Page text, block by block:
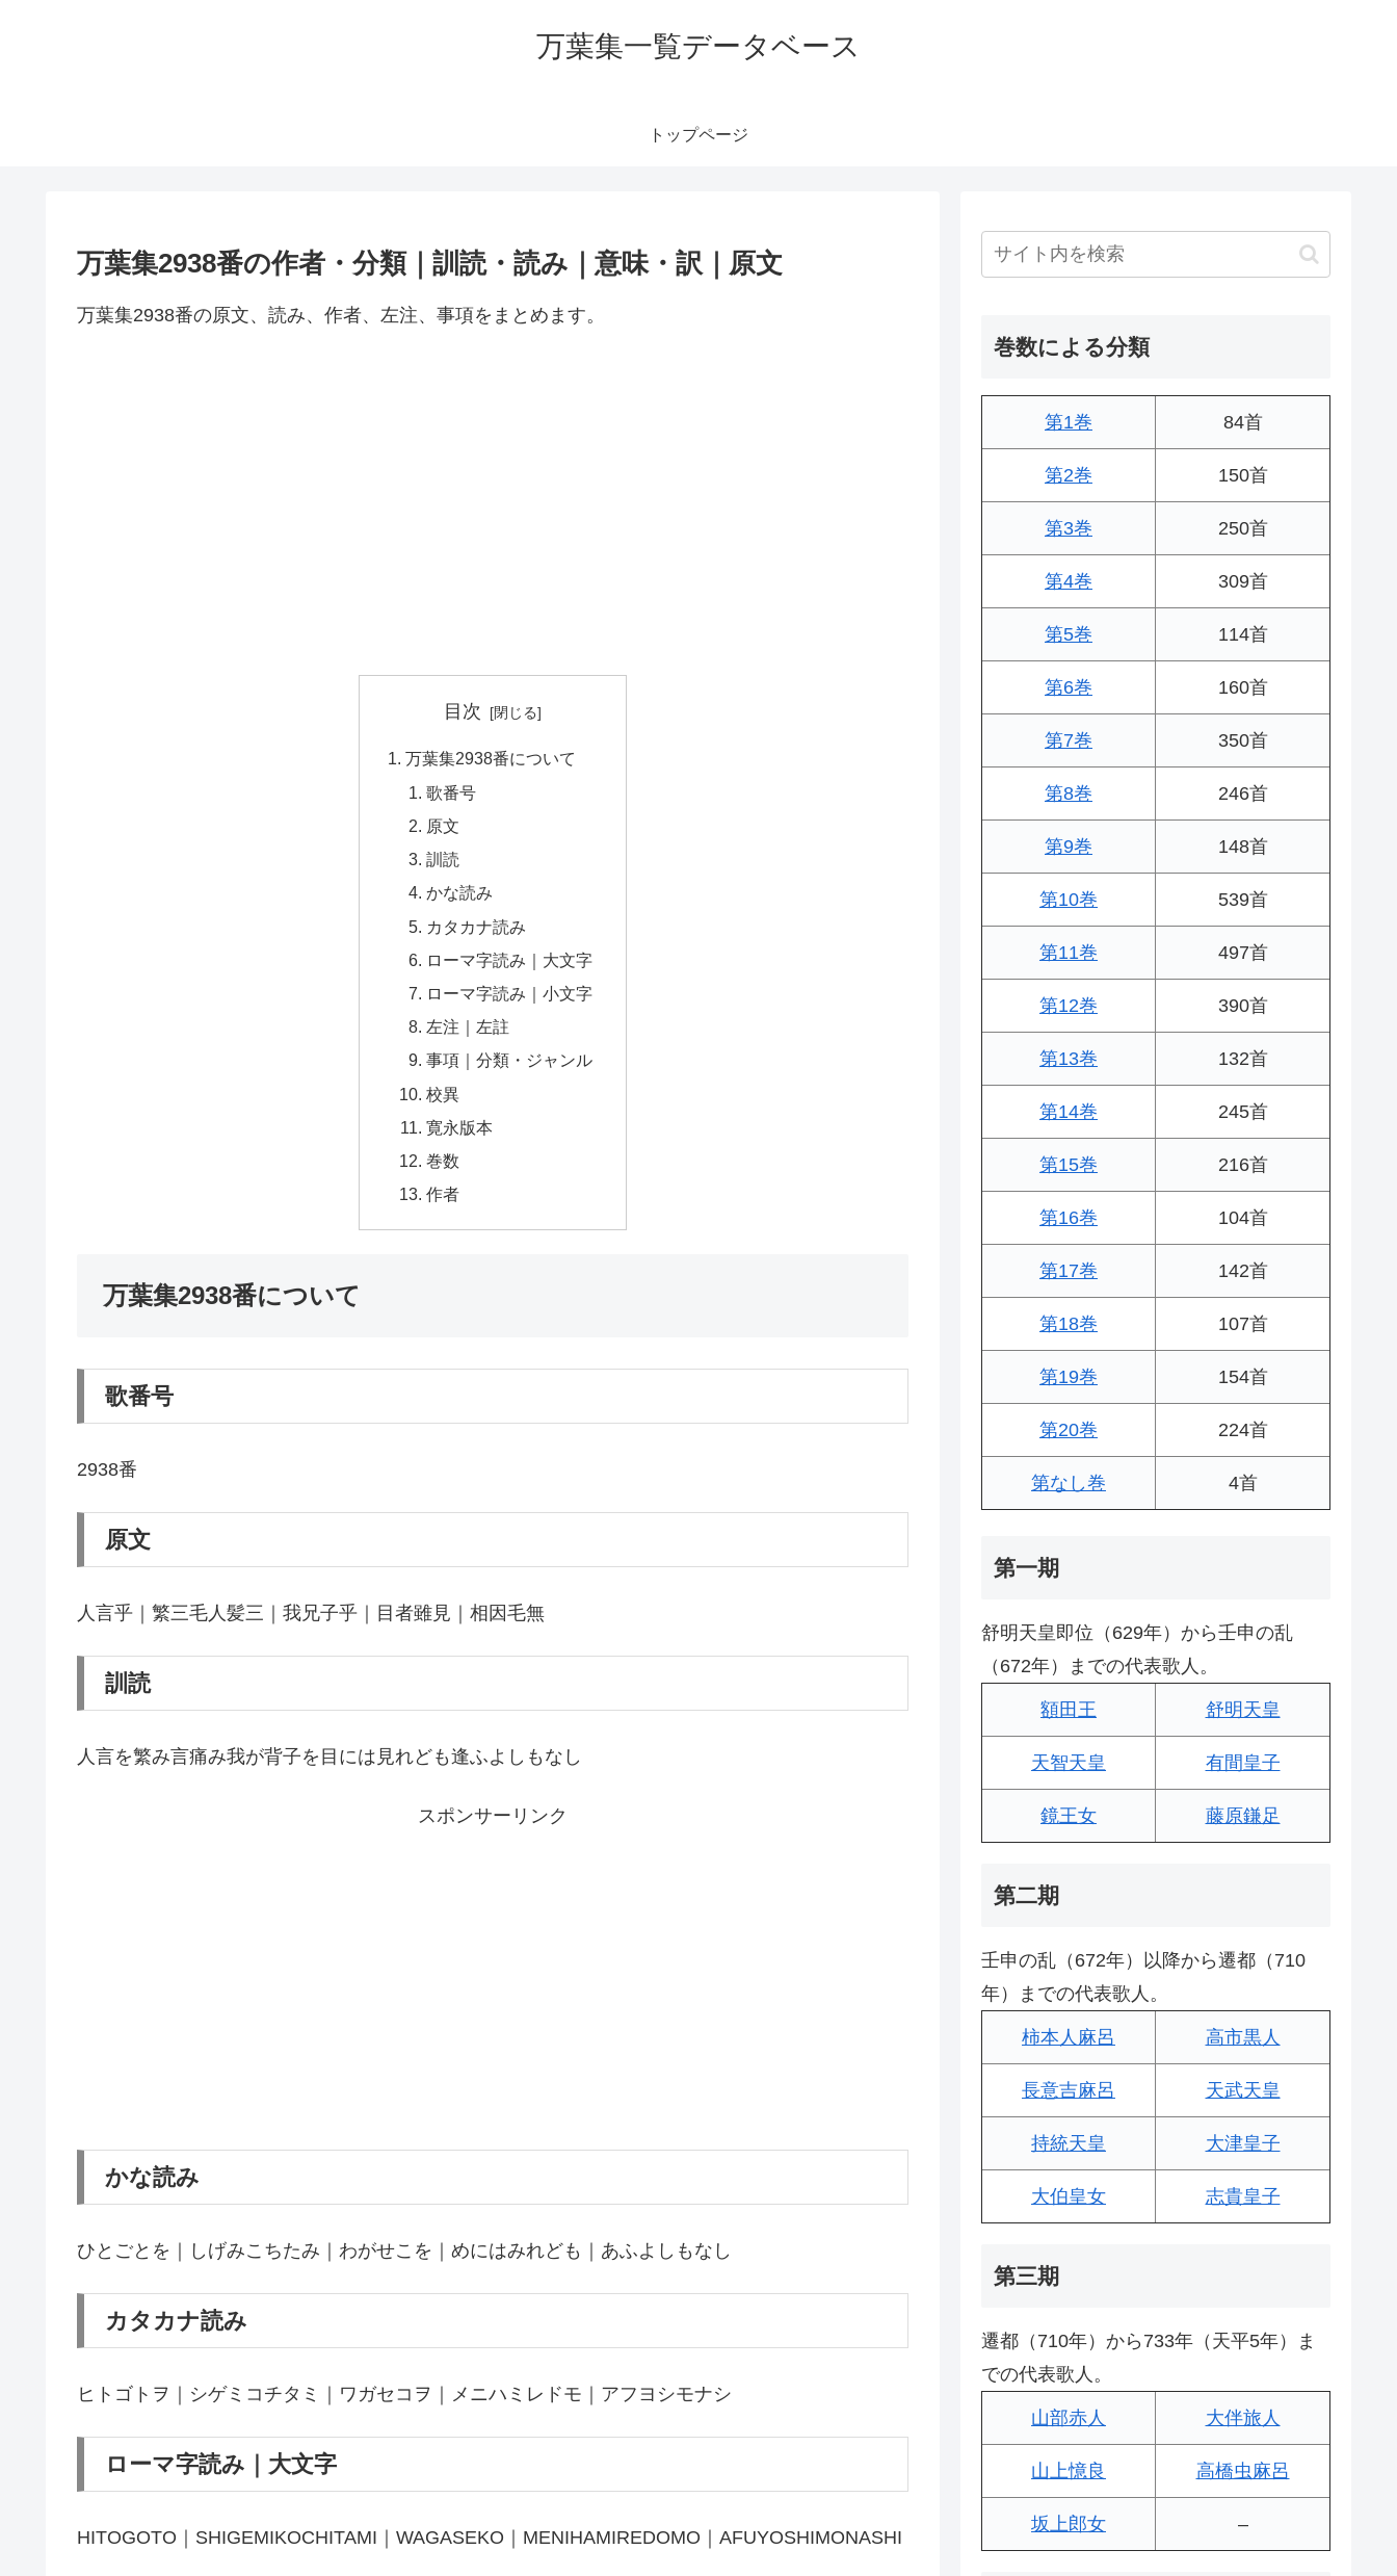
万葉集一覧データベース
トップページ
万葉集2938番の作者・分類｜訓読・読み｜意味・訳｜原文
万葉集2938番の原文、読み、作者、左注、事項をまとめます。
目次
万葉集2938番について
歌番号
原文
訓読
かな読み
カタカナ読み
ローマ字読み｜大文字
ローマ字読み｜小文字
左注｜左註
事項｜分類・ジャンル
校異
寛永版本
巻数
作者
万葉集2938番について
歌番号
2938番
原文
人言乎｜繁三毛人髪三｜我兄子乎｜目者雖見｜相因毛無
訓読
人言を繁み言痛み我が背子を目には見れども逢ふよしもなし
スポンサーリンク
かな読み
ひとごとを｜しげみこちたみ｜わがせこを｜めにはみれども｜あふよしもなし
カタカナ読み
ヒトゴトヲ｜シゲミコチタミ｜ワガセコヲ｜メニハミレドモ｜アフヨシモナシ
ローマ字読み｜大文字
HITOGOTO｜SHIGEMIKOCHITAMI｜WAGASEKO｜MENIHAMIREDOMO｜AFUYOSHIMONASHI
巻数による分類
第1巻 84首
第2巻 150首
第3巻 250首
第4巻 309首
第5巻 114首
第6巻 160首
第7巻 350首
第8巻 246首
第9巻 148首
第10巻 539首
第11巻 497首
第12巻 390首
第13巻 132首
第14巻 245首
第15巻 216首
第16巻 104首
第17巻 142首
第18巻 107首
第19巻 154首
第20巻 224首
第なし巻 4首
第一期
舒明天皇即位（629年）から壬申の乱
（672年）までの代表歌人。
額田王 舒明天皇
天智天皇 有間皇子
鏡王女 藤原鎌足
第二期
壬申の乱（672年）以降から遷都（710
年）までの代表歌人。
柿本人麻呂 高市黒人
長意吉麻呂 天武天皇
持統天皇 大津皇子
大伯皇女 志貴皇子
第三期
遷都（710年）から733年（天平5年）ま
での代表歌人。
山部赤人 大伴旅人
山上憶良 高橋虫麻呂
坂上郎女 –